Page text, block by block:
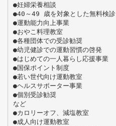
●妊婦栄養相談
●40～49 歳を対象とした無料検診
●運動能力向上事業
●おやこ料理教室
●各種団体での受診勧奨
●幼児健診での運動習慣の啓発
●はじめての一人暮らし応援事業
●国保ポイント制度
●若い世代向け運動教室
●ヘルスサポーター事業
●個別受診勧奨
など
●カロリーオフ、減塩教室
●成人向け運動教室